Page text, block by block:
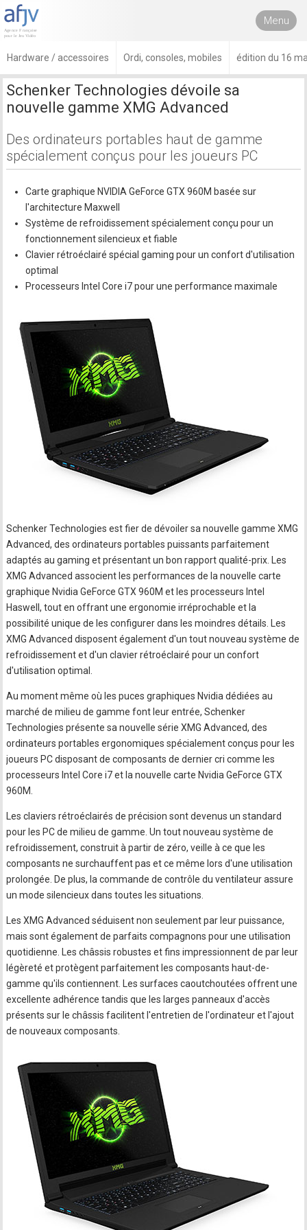
Menu
Hardware / accessoires Ordi, consoles, mobiles édition du 16
Schenker Technologies dévoile sa
nouvelle gamme XMG Advanced
Des ordinateurs portables haut de gamme
spécialement conçus pour les joueurs PC
Carte graphique NVIDIA GeForce GTX 960M basée sur
l'architecture Maxwell
Système de refroidissement spécialement conçu pour un
fonctionnement silencieux et fiable
Clavier rétroéclairé spécial gaming pour un confort d'utilisation
optimal
Processeurs Intel Core i7 pour une performance maximale
Schenker Technologies est fier de dévoiler sa nouvelle gamme XMG
Advanced, des ordinateurs portables puissants parfaitement
adaptés au gaming et présentant un bon rapport qualité-prix. Les
XMG Advanced associent les performances de la nouvelle carte
graphique Nvidia GeForce GTX 960M et les processeurs Intel
Haswell, tout en offrant une ergonomie irréprochable et la
possibilité unique de les configurer dans les moindres détails. Les
XMG Advanced disposent également d'un tout nouveau système de
refroidissement et d'un clavier rétroéclairé pour un confort
d'utilisation optimal.
Au moment même où les puces graphiques Nvidia dédiées au
marché de milieu de gamme font leur entrée, Schenker
Technologies présente sa nouvelle série XMG Advanced, des
ordinateurs portables ergonomiques spécialement conçus pour les
joueurs PC disposant de composants de dernier cri comme les
processeurs Intel Core i7 et la nouvelle carte Nvidia GeForce GTX
960M.
Les claviers rétroéclairés de précision sont devenus un standard
pour les PC de milieu de gamme. Un tout nouveau système de
refroidissement, construit à partir de zéro, veille à ce que les
composants ne surchauffent pas et ce même lors d'une utilisation
prolongée. De plus, la commande de contrôle du ventilateur assure
un mode silencieux dans toutes les situations.
Les XMG Advanced séduisent non seulement par leur puissance,
mais sont également de parfaits compagnons pour une utilisation
quotidienne. Les châssis robustes et fins impressionnent de par leur
légèreté et protègent parfaitement les composants haut-de-
gamme qu'ils contiennent. Les surfaces caoutchoutées offrent une
excellente adhérence tandis que les larges panneaux d'accès
présents sur le châssis facilitent l'entretien de l'ordinateur et l'ajout
de nouveaux composants.